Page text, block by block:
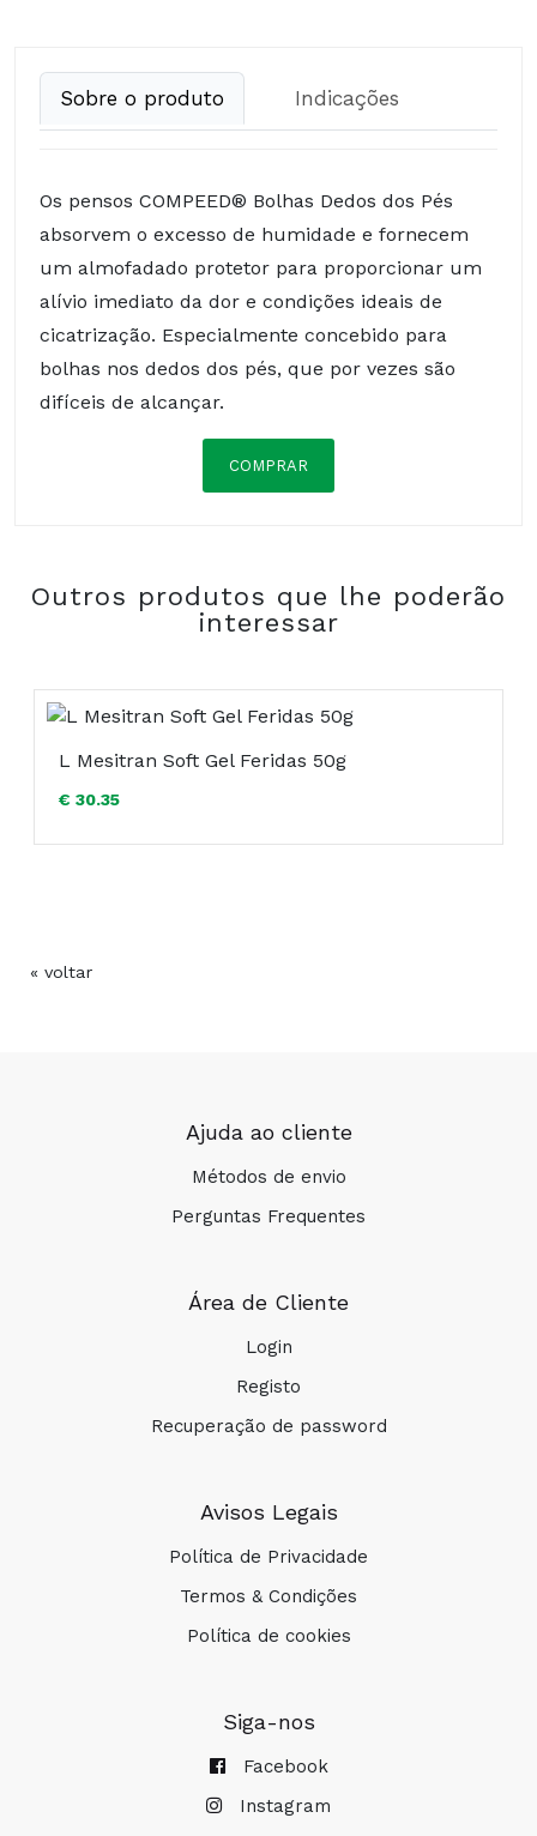
Sobre o produto Indicações
Os pensos COMPEED® Bolhas Dedos dos Pés
absorvem o excesso de humidade e fornecem
um almofadado protetor para proporcionar um
alívio imediato da dor e condições ideais de
cicatrização. Especialmente concebido para
bolhas nos dedos dos pés, que por vezes são
difíceis de alcançar.
COMPRAR
COMPRAR
Outros produtos que lhe poderão
interessar
L Mesitran Soft Gel Feridas 50g
€ 30.35
« voltar
Ajuda ao cliente
Métodos de envio
Perguntas Frequentes
Área de Cliente
Login
Registo
Recuperação de password
Avisos Legais
Política de Privacidade
Termos & Condições
Política de cookies
Siga-nos
Facebook
Instagram